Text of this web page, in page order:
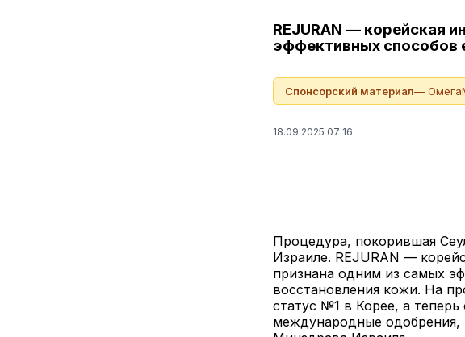
REJURAN — корейская
эффективных способов
Спонсорский материал—
18.09.2025 07:16
Процедура, покорившая
Израиле. REJURAN —
признана одним из самых
восстановления кожи. На
статус №1 в Корее, а
международные одобрения,